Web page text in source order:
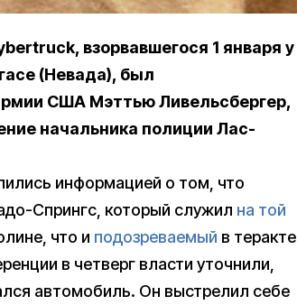
взорвавшегося 1 января у
(Невада), был
США Мэттью Ливельсбергер,
начальника полиции Лас-
информацией о том, что
Спрингс, который служил на той
что и подозреваемый в теракте
в четверг власти уточнили,
автомобиль. Он выстрелил себе